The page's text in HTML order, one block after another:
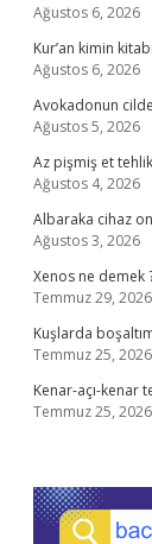
Ağustos 6, 2026
Kur’an kimin
Ağustos 6, 2026
Avokadonun
Ağustos 5, 2026
Az pişmiş et
Ağustos 4, 2026
Albaraka cihaz
Ağustos 3, 2026
Xenos ne demek
Temmuz 29, 2026
Kuşlarda
Temmuz 25, 2026
Kenar-açı-kenar
Temmuz 25, 2026